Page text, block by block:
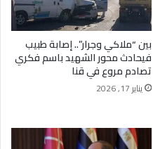
بين “ملاكي وجرار”.. إصابة طبيب
فيحادث محور الشهيد باسم فكري
تصادم مروع في قنا
يناير 17, 2026